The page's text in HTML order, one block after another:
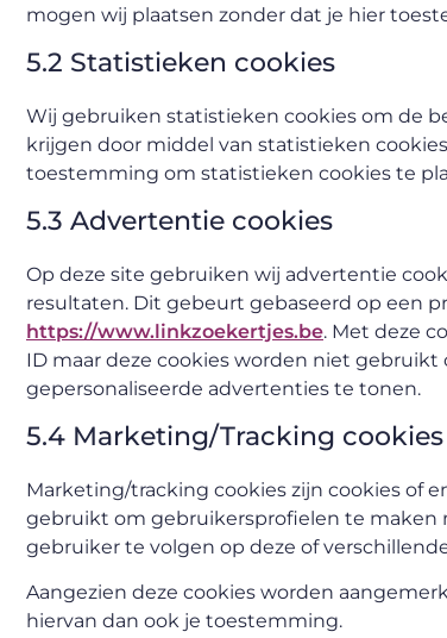
mogen wij plaatsen zonder dat je hier
5.2 Statistieken cookies
Wij gebruiken statistieken cookies om de
krijgen door middel van statistieken
toestemming om statistieken cookies te
5.3 Advertentie cookies
Op deze site gebruiken wij advertentie
resultaten. Dit gebeurt gebaseerd op een
https://www.linkzoekertjes.be. Met deze
ID maar deze cookies worden niet
gepersonaliseerde advertenties te tonen.
5.4 Marketing/Tracking cookies
Marketing/tracking cookies zijn cookies of
gebruikt om gebruikersprofielen te
gebruiker te volgen op deze of
Aangezien deze cookies worden
hiervan dan ook je toestemming.